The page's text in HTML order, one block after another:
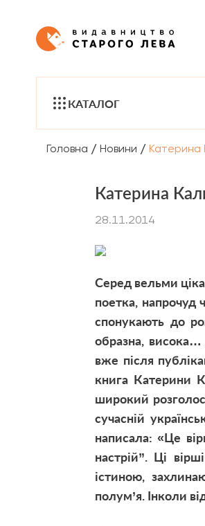
КАТАЛОГ
Головна / Новини / Катерина
Катерина
28.11.2014
Серед вельми
поетка, напрочуд
спонукають до
образна,
вже після
книга Катерини
широкий
сучасній
написала: «Це
настрій”. Ці
істиною,
полум’я. Інколи